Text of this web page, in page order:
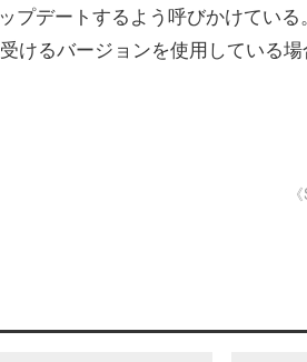
デートするよう呼びかけてい
けるバージョンを使用している